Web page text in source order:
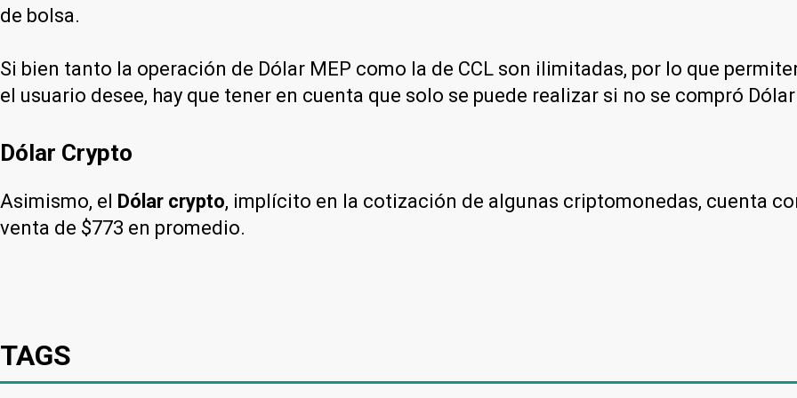
de bolsa.
Si bien tanto la operación de Dólar MEP como la de CCL son ilimitadas, por lo que
el usuario desee, hay que tener en cuenta que solo se puede realizar si no se compró
Dólar Crypto
Asimismo, el Dólar crypto, implícito en la cotización de algunas criptomonedas, cuenta
venta de $773 en promedio.
TAGS